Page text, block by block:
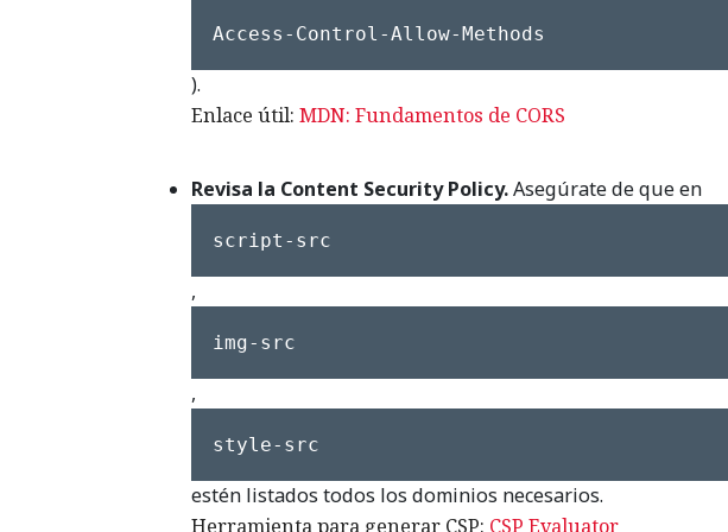
Access-Control-Allow-Methods
).
Enlace útil: MDN: Fundamentos de CORS
Revisa la Content Security Policy.Asegúrate de que en
script-src
,
img-src
,
style-src
estén listados todos los dominios necesarios.
Herramienta para generar CSP: CSP Evaluator